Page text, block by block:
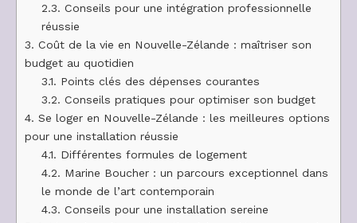
2.3. Conseils pour une intégration professionnelle
réussie
3. Coût de la vie en Nouvelle-Zélande : maîtriser son
budget au quotidien
3.1. Points clés des dépenses courantes
3.2. Conseils pratiques pour optimiser son budget
4. Se loger en Nouvelle-Zélande : les meilleures options
pour une installation réussie
4.1. Différentes formules de logement
4.2. Marine Boucher : un parcours exceptionnel dans
le monde de l’art contemporain
4.3. Conseils pour une installation sereine